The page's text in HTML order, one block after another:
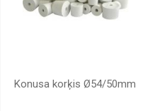
Konusa korķis Ø54/50mm